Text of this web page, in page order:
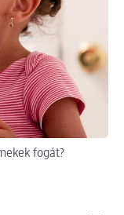
fogát?